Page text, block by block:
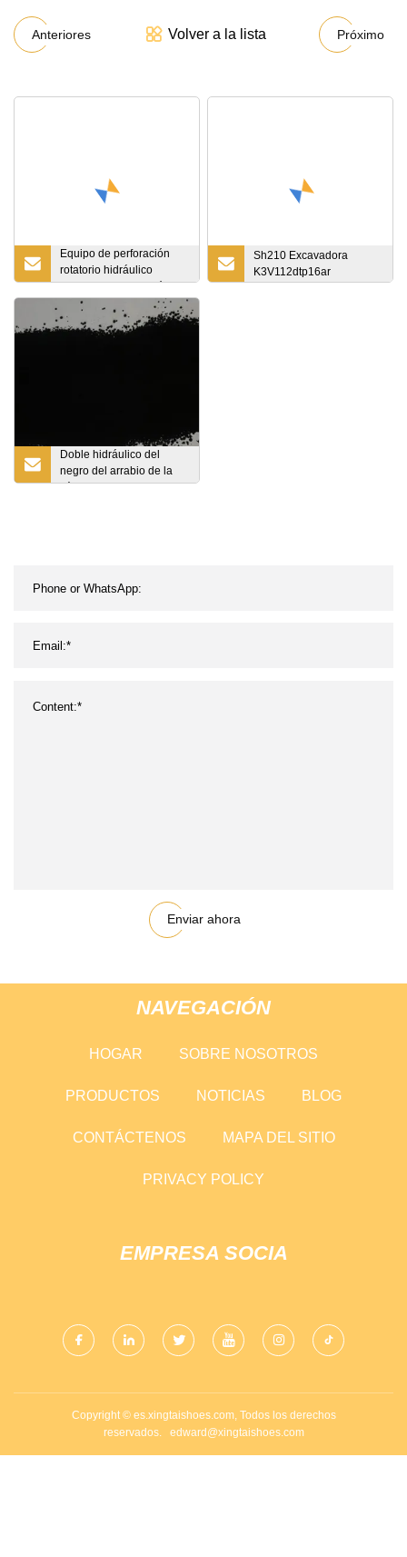
Anteriores Volver a la lista Próximo
Equipo de perforación
rotatorio hidráulico
Equipo de perforación
con cabezal giratorio
Máquina de plataforma
de perforación con motor
Sh210 Excavadora
K3V112dtp16ar
Doble hidráulico del
negro del arrabio de la
válvula de la rueda del
Enviar ahora
NAVEGACIÓN
HOGAR SOBRE NOSOTROS
PRODUCTOS NOTICIAS BLOG
CONTÁCTENOS MAPA DEL SITIO
PRIVACY POLICY
EMPRESA SOCIA
Copyright © es.xingtaishoes.com, Todos los derechos
reservados. edward@xingtaishoes.com